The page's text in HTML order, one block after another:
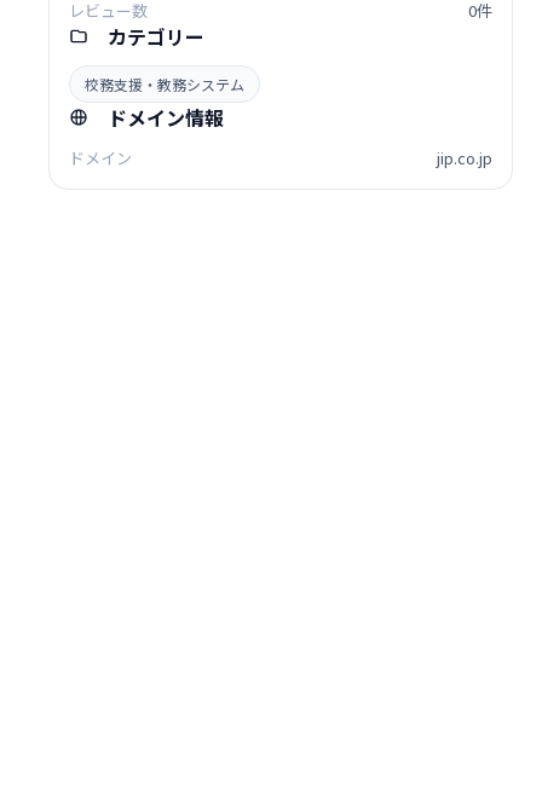
レビュー数
0件
カテゴリー
校務支援・教務システム
ドメイン情報
ドメイン jip.co.jp